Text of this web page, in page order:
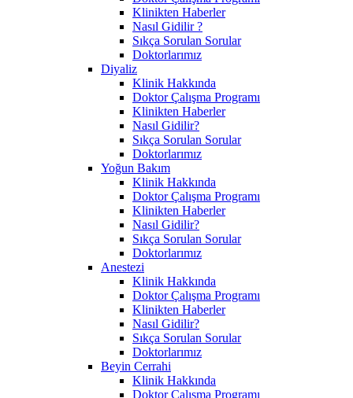
Klinikten Haberler
Nasıl Gidilir ?
Sıkça Sorulan Sorular
Doktorlarımız
Diyaliz
Klinik Hakkında
Doktor Çalışma Programı
Klinikten Haberler
Nasıl Gidilir?
Sıkça Sorulan Sorular
Doktorlarımız
Yoğun Bakım
Klinik Hakkında
Doktor Çalışma Programı
Klinikten Haberler
Nasıl Gidilir?
Sıkça Sorulan Sorular
Doktorlarımız
Anestezi
Klinik Hakkında
Doktor Çalışma Programı
Klinikten Haberler
Nasıl Gidilir?
Sıkça Sorulan Sorular
Doktorlarımız
Beyin Cerrahi
Klinik Hakkında
Doktor Çalışma Programı